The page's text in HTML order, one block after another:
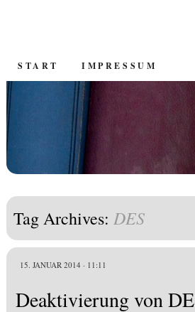
SKIP
CONTENT
START IMPRESSUM
Tag Archives: DES
15. JANUAR 2014 · 11:11
Deaktivierung von